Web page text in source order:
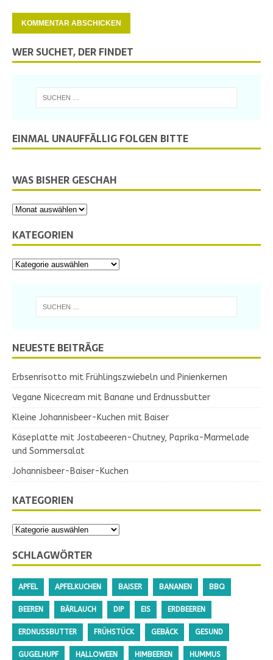
WER SUCHET, DER FINDET
EINMAL UNAUFFÄLLIG FOLGEN BITTE
WAS BISHER GESCHAH
KATEGORIEN
NEUESTE BEITRÄGE
Erbsenrisotto mit Frühlingszwiebeln und Pinienkernen
Vegane Nicecream mit Banane und Erdnussbutter
Kleine Johannisbeer-Kuchen mit Baiser
Käseplatte mit Jostabeeren-Chutney, Paprika-Marmelade
und Sommersalat
Johannisbeer-Baiser-Kuchen
KATEGORIEN
SCHLAGWÖRTER
APFEL APFELKUCHEN BAISER BANANEN BBQ
BEEREN BÄRLAUCH DIP EIS ERDBEEREN
ERDNUSSBUTTER FRÜHSTÜCK GEBÄCK GESUND
GUGELHUPF HALLOWEEN HIMBEEREN HUMMUS